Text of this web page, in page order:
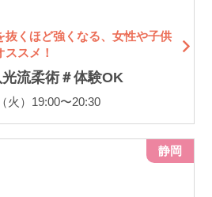
抜くほど強くなる、女性や子供
ススメ！
流柔術＃体験OK
火）19:00〜20:30
静岡